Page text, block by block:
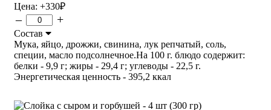
Цена: +330₽
– +
Состав
Мука, яйцо, дрожжи, свинина, лук репчатый, соль,
специи, масло подсолнечное.На 100 г. блюдо содержит:
белки - 9,9 г; жиры - 29,4 г; углеводы - 22,5 г.
Энергетическая ценность - 395,2 ккал